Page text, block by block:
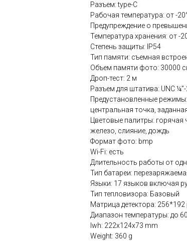
Разъем: type-C
Рабочая температура: от -
Предупреждение о
Температура хранения: от -
Степень защиты: IP54
Тип памяти: съемная
Объем памяти фото: 30000
Дроп-тест: 2 м
Разъем для штатива: UNC
Предустановленные
центральная точка,
Цветовые палитры: горячая
железо, слияние, дождь
Формат фото: bmp
Wi-Fi: есть
Длительность работы от
Тип батареи:
Языки: 17 языков включая
Тип тепловизора: Базовый
Матрица детектора: 256*192
Диапазон температуры: до
lwh: 222x124x73 mm
Weight: 360 g